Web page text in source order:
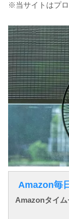
※当サイトはプ
Amazon毎
Amazonタイム